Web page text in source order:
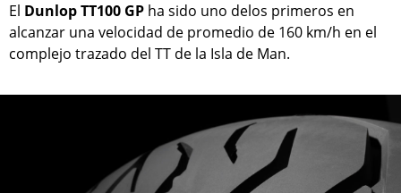
El Dunlop TT100 GP ha sido uno delos primeros en
alcanzar una velocidad de promedio de 160 km/h en el
complejo trazado del TT de la Isla de Man.